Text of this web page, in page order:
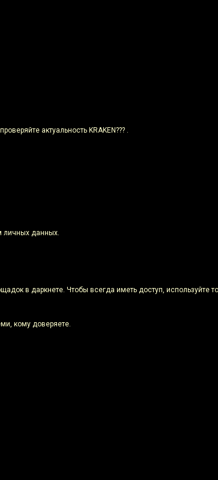
актуальность KRAKEN??? .
личных данных.
в даркнете. Чтобы всегда иметь доступ, используйте
кому доверяете.